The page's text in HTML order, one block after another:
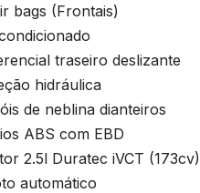
bags (Frontais)
traseiro deslizante
hidráulica
de neblina dianteiros
ABS com EBD
2.5l Duratec iVCT (173cv)
automático